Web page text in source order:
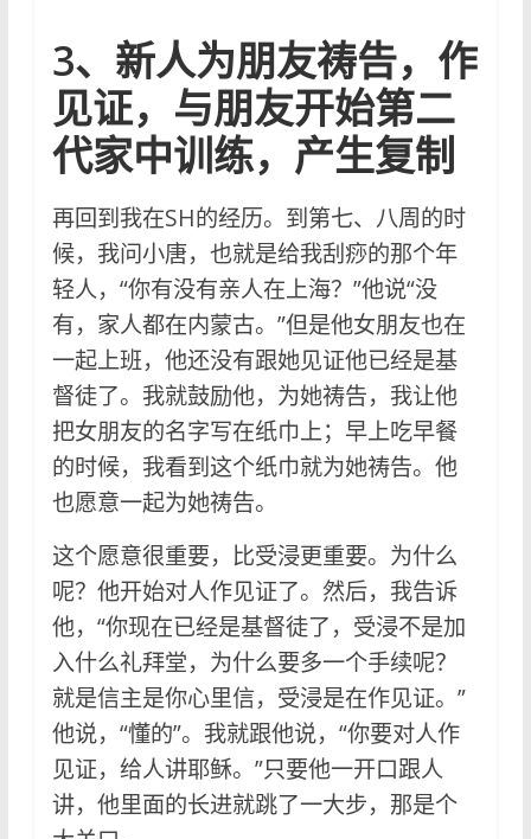
3、新人为朋友祷告，作
见证，与朋友开始第二
代家中训练，产生复制
再回到我在SH的经历。到第七、八周的时
候，我问小唐，也就是给我刮痧的那个年
轻人，“你有没有亲人在上海？”他说“没
有，家人都在内蒙古。”但是他女朋友也在
一起上班，他还没有跟她见证他已经是基
督徒了。我就鼓励他，为她祷告，我让他
把女朋友的名字写在纸巾上；早上吃早餐
的时候，我看到这个纸巾就为她祷告。他
也愿意一起为她祷告。
这个愿意很重要，比受浸更重要。为什么
呢？他开始对人作见证了。然后，我告诉
他，“你现在已经是基督徒了，受浸不是加
入什么礼拜堂，为什么要多一个手续呢？
就是信主是你心里信，受浸是在作见证。”
他说，“懂的”。我就跟他说，“你要对人作
见证，给人讲耶稣。”只要他一开口跟人
讲，他里面的长进就跳了一大步，那是个